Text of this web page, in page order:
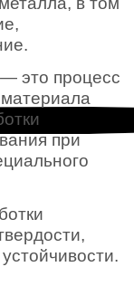
это процесс
при